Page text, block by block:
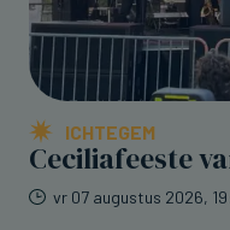
ICHTEGEM
Ceciliafeeste
vr 07 augustus 2026,